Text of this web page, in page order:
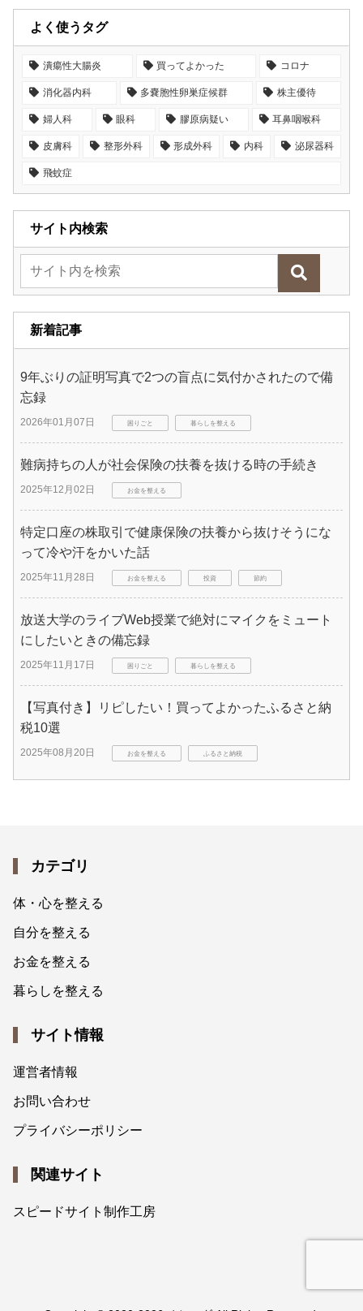
よく使うタグ
潰瘍性大腸炎 買ってよかった コロナ
消化器内科 多嚢胞性卵巣症候群 株主優待
婦人科 眼科 膠原病疑い 耳鼻咽喉科
皮膚科 整形外科 形成外科 内科 泌尿器科
飛蚊症
サイト内検索
新着記事
9年ぶりの証明写真で2つの盲点に気付かされたので備
忘録
2026年01月07日 困りごと 暮らしを整える
難病持ちの人が社会保険の扶養を抜ける時の手続き
2025年12月02日 お金を整える
特定口座の株取引で健康保険の扶養から抜けそうにな
って冷や汗をかいた話
2025年11月28日 お金を整える 投資 節約
放送大学のライブWeb授業で絶対にマイクをミュート
にしたいときの備忘録
2025年11月17日 困りごと 暮らしを整える
【写真付き】リピしたい！買ってよかったふるさと納
税10選
2025年08月20日 お金を整える ふるさと納税
カテゴリ
体・心を整える
自分を整える
お金を整える
暮らしを整える
サイト情報
運営者情報
お問い合わせ
プライバシーポリシー
関連サイト
スピードサイト制作工房